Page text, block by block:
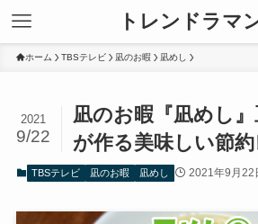
トレンドラマ
ホーム TBSテレビ 凪のお暇 凪めし
凪のお暇『凪めし
が作る美味しい節約
2021
9/22
TBSテレビ 凪のお暇 凪めし 2021年9月22